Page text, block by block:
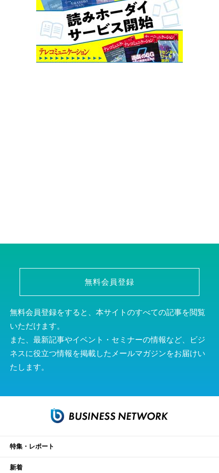
無料会員登録
無料会員登録をすると、本サイトのすべての記事を閲覧
いただけます。
また、最新記事やイベント・セミナーの情報など、ビジ
ネスに役立つ情報を掲載したメールマガジンをお届けい
たします。
特集・レポート
新着